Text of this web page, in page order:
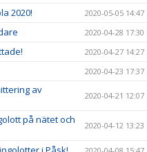
2020! 2020-05-05 14:47
2020-04-28 17:30
2020-04-27 14:27
2020-04-23 17:37
av
2020-04-21 12:07
på nätet och
2020-04-12 13:23